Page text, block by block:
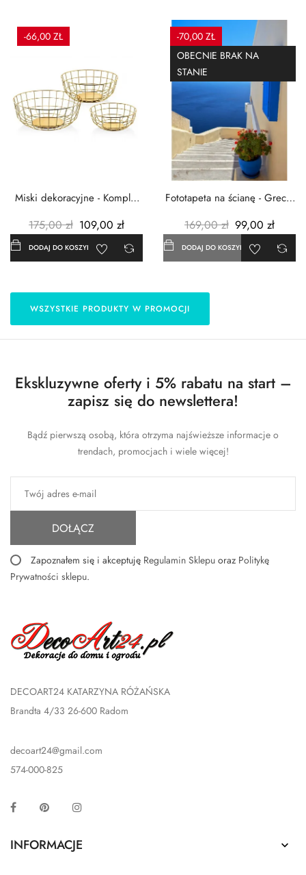
-66,00 ZŁ
Miski dekoracyjne - Komplet
175,00 zł 109,00 zł
DODAJ DO KOSZYKA
-70,00 ZŁ
OBECNIE BRAK NA
STANIE
Fototapeta na ścianę - Grecja
169,00 zł 99,00 zł
DODAJ DO KOSZYKA
WSZYSTKIE PRODUKTY W PROMOCJI
Ekskluzywne oferty i 5% rabatu na start –
zapisz się do newslettera!
Bądź pierwszą osobą, która otrzyma najświeższe informacje o
trendach, promocjach i wiele więcej!
DOŁĄCZ
Zapoznałem się i akceptuję Regulamin Sklepu oraz Politykę
Prywatności sklepu.
DECOART24 KATARZYNA RÓŻAŃSKA
Brandta 4/33 26-600 Radom
decoart24@gmail.com
574-000-825
Facebook Pinterest
INFORMACJE 